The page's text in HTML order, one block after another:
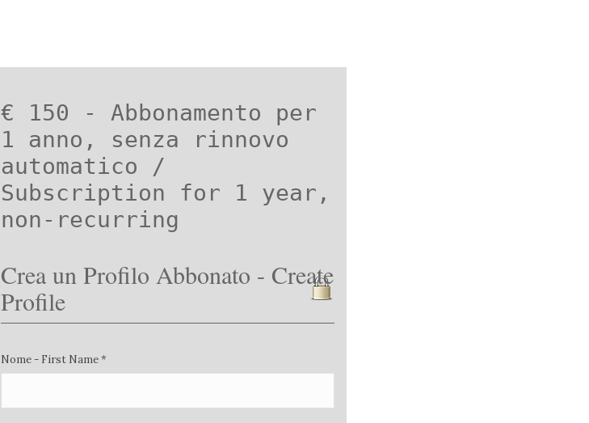
€ 150 - Abbonamento per
1 anno, senza rinnovo
automatico /
Subscription for 1 year,
non-recurring
Crea un Profilo Abbonato - Create
Profile
Nome - First Name *